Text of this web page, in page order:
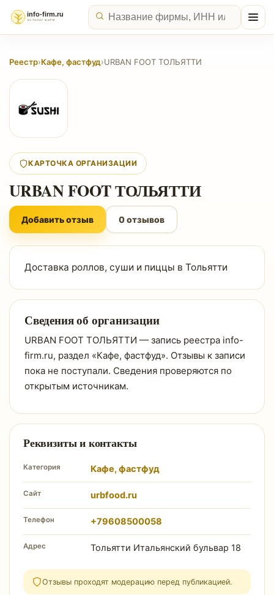
Реестр›Кафе, фастфуд›URBAN FOOT ТОЛЬЯТТИ
КАРТОЧКА ОРГАНИЗАЦИИ
URBAN FOOT ТОЛЬЯТТИ
Добавить отзыв 0 отзывов
Доставка роллов, суши и пиццы в Тольятти
Сведения об организации
URBAN FOOT ТОЛЬЯТТИ — запись реестра info-
firm.ru, раздел «Кафе, фастфуд». Отзывы к записи
пока не поступали. Сведения проверяются по
открытым источникам.
Реквизиты и контакты
Категория Кафе, фастфуд
Сайт urbfood.ru
Телефон +79608500058
Адрес Тольятти Итальянский бульвар 18
Отзывы проходят модерацию перед публикацией.